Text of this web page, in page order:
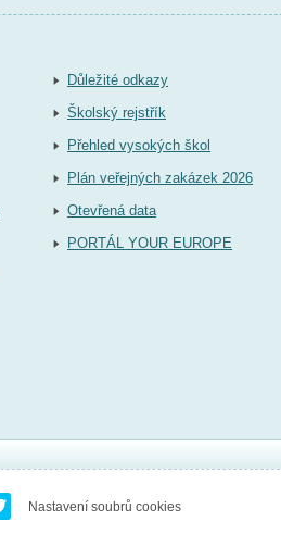
Důležité odkazy
Školský rejstřík
Přehled vysokých škol
Plán veřejných zakázek 2026
Otevřená data
PORTÁL YOUR EUROPE
Nastavení soubrů cookies